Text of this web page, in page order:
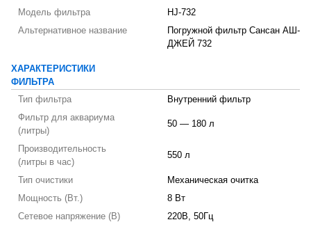
Модель фильтра
HJ-732
Альтернативное название
Погружной фильтр Сансан АШ-
ДЖЕЙ 732
ХАРАКТЕРИСТИКИ
ФИЛЬТРА
Тип фильтра
Внутренний фильтр
Фильтр для аквариума
(литры)
50 — 180 л
Производительность
(литры в час)
550 л
Тип очистики
Механическая очитка
Мощность (Вт.)
8 Вт
Сетевое напряжение (В)
220В, 50Гц